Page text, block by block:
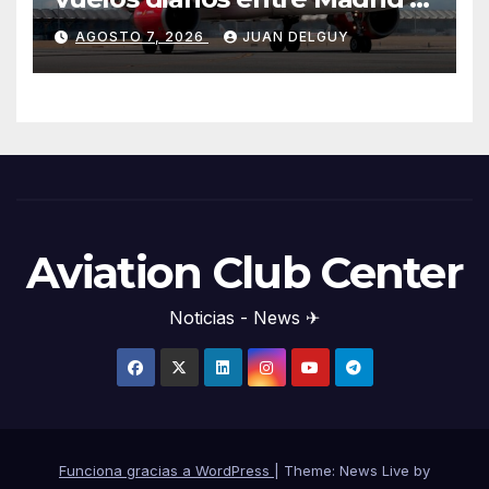
Menorca durante el invierno
AGOSTO 7, 2026 JUAN DELGUY
Aviation Club Center
Noticias - News ✈
Funciona gracias a WordPress Theme: News Live by